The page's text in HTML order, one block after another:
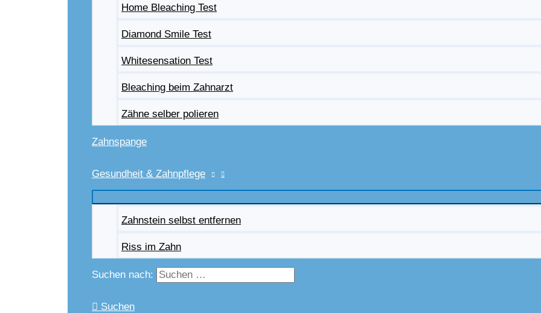
Home Bleaching Test
Diamond Smile Test
Whitesensation Test
Bleaching beim Zahnarzt
Zähne selber polieren
Zahnspange
Gesundheit & Zahnpflege
Zahnstein selbst entfernen
Riss im Zahn
Suchen nach:
Suchen